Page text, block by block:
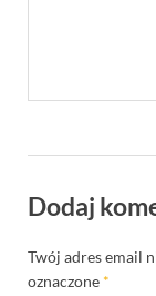
Dodaj
Twój adres email
oznaczone *